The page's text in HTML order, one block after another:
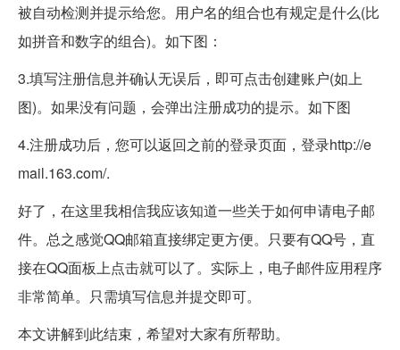
被自动检测并提示给您。用户名的组合也有规定是什么(比
如拼音和数字的组合)。如下图：
3.填写注册信息并确认无误后，即可点击创建账户(如上
图)。如果没有问题，会弹出注册成功的提示。如下图
4.注册成功后，您可以返回之前的登录页面，登录http://e
mail.163.com/.
好了，在这里我相信我应该知道一些关于如何申请电子邮
件。总之感觉QQ邮箱直接绑定更方便。只要有QQ号，直
接在QQ面板上点击就可以了。实际上，电子邮件应用程序
非常简单。只需填写信息并提交即可。
本文讲解到此结束，希望对大家有所帮助。